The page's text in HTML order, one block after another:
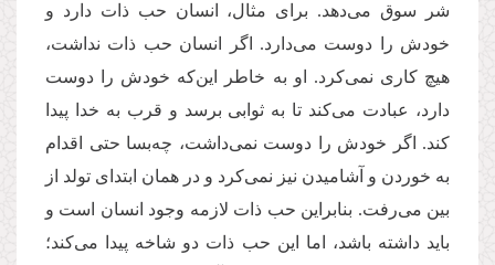
شر سوق می‌دهد. برای مثال، انسان حب ذات دارد و
خودش را دوست می‌دارد. اگر انسان حب ذات نداشت،
هیچ کاری نمی‌کرد. او به خاطر این‌که خودش را دوست
دارد، عبادت می‌کند تا به ثوابی برسد و قرب به خدا پیدا
کند. اگر خودش را دوست نمی‌داشت، چه‌بسا حتی اقدام
به خوردن و آشامیدن نیز نمی‌کرد و در همان ابتدای تولد از
بین می‌رفت. بنابراین حب ذات لازمه‌ وجود انسان است و
باید داشته باشد، اما این حب ذات دو شاخه پیدا می‌کند؛